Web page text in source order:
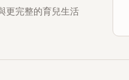
更完整的育兒生活